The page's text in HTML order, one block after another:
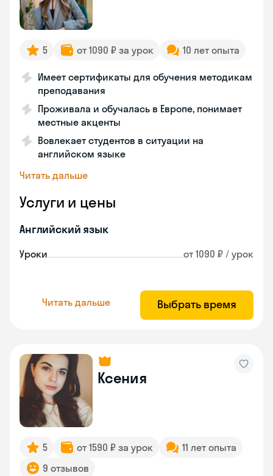
5 от 1090 ₽ за урок 10 лет опыта
Имеет сертификаты для обучения методикам
преподавания
Проживала и обучалась в Европе, понимает
местные акценты
Вовлекает студентов в ситуации на
английском языке
Читать дальше
Услуги и цены
Английский язык
Уроки от 1090 ₽ / урок
Читать дальше Выбрать время
Ксения
5 от 1590 ₽ за урок
11 лет опыта
9 отзывов